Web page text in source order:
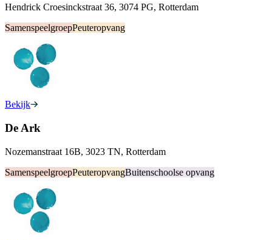
Hendrick Croesinckstraat 36, 3074 PG, Rotterdam
SamenspeelgroepPeuteropvang
Bekijk
De Ark
Nozemanstraat 16B, 3023 TN, Rotterdam
SamenspeelgroepPeuteropvangBuitenschoolse opvang